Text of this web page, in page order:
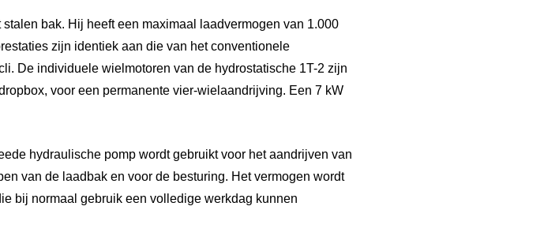
bak. Hij heeft een maximaal laadvermogen van 1.000
zijn identiek aan die van het conventionele
De individuele wielmotoren van de hydrostatische 1T-2 zijn
voor een permanente vier-wielaandrijving. Een 7 kW
hydraulische pomp wordt gebruikt voor het aandrijven van
van de laadbak en voor de besturing. Het vermogen wordt
bij normaal gebruik een volledige werkdag kunnen